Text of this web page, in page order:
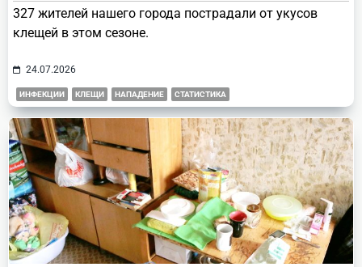
327 жителей нашего города пострадали от укусов
клещей в этом сезоне.
24.07.2026
ИНФЕКЦИИ КЛЕЩИ НАПАДЕНИЕ СТАТИСТИКА